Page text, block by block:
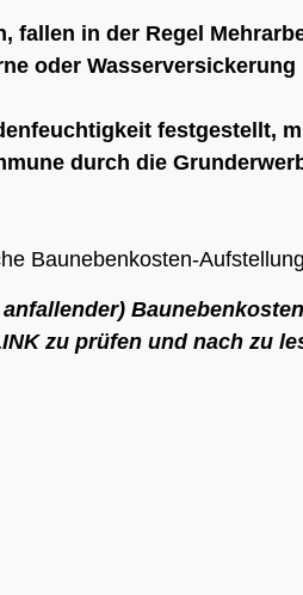
fallen in der Regel
oder
festgestellt,
durch die
Baunebenkosten-
zu prüfen und nach zu